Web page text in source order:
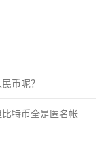
币呢？
特币全是匿名帐